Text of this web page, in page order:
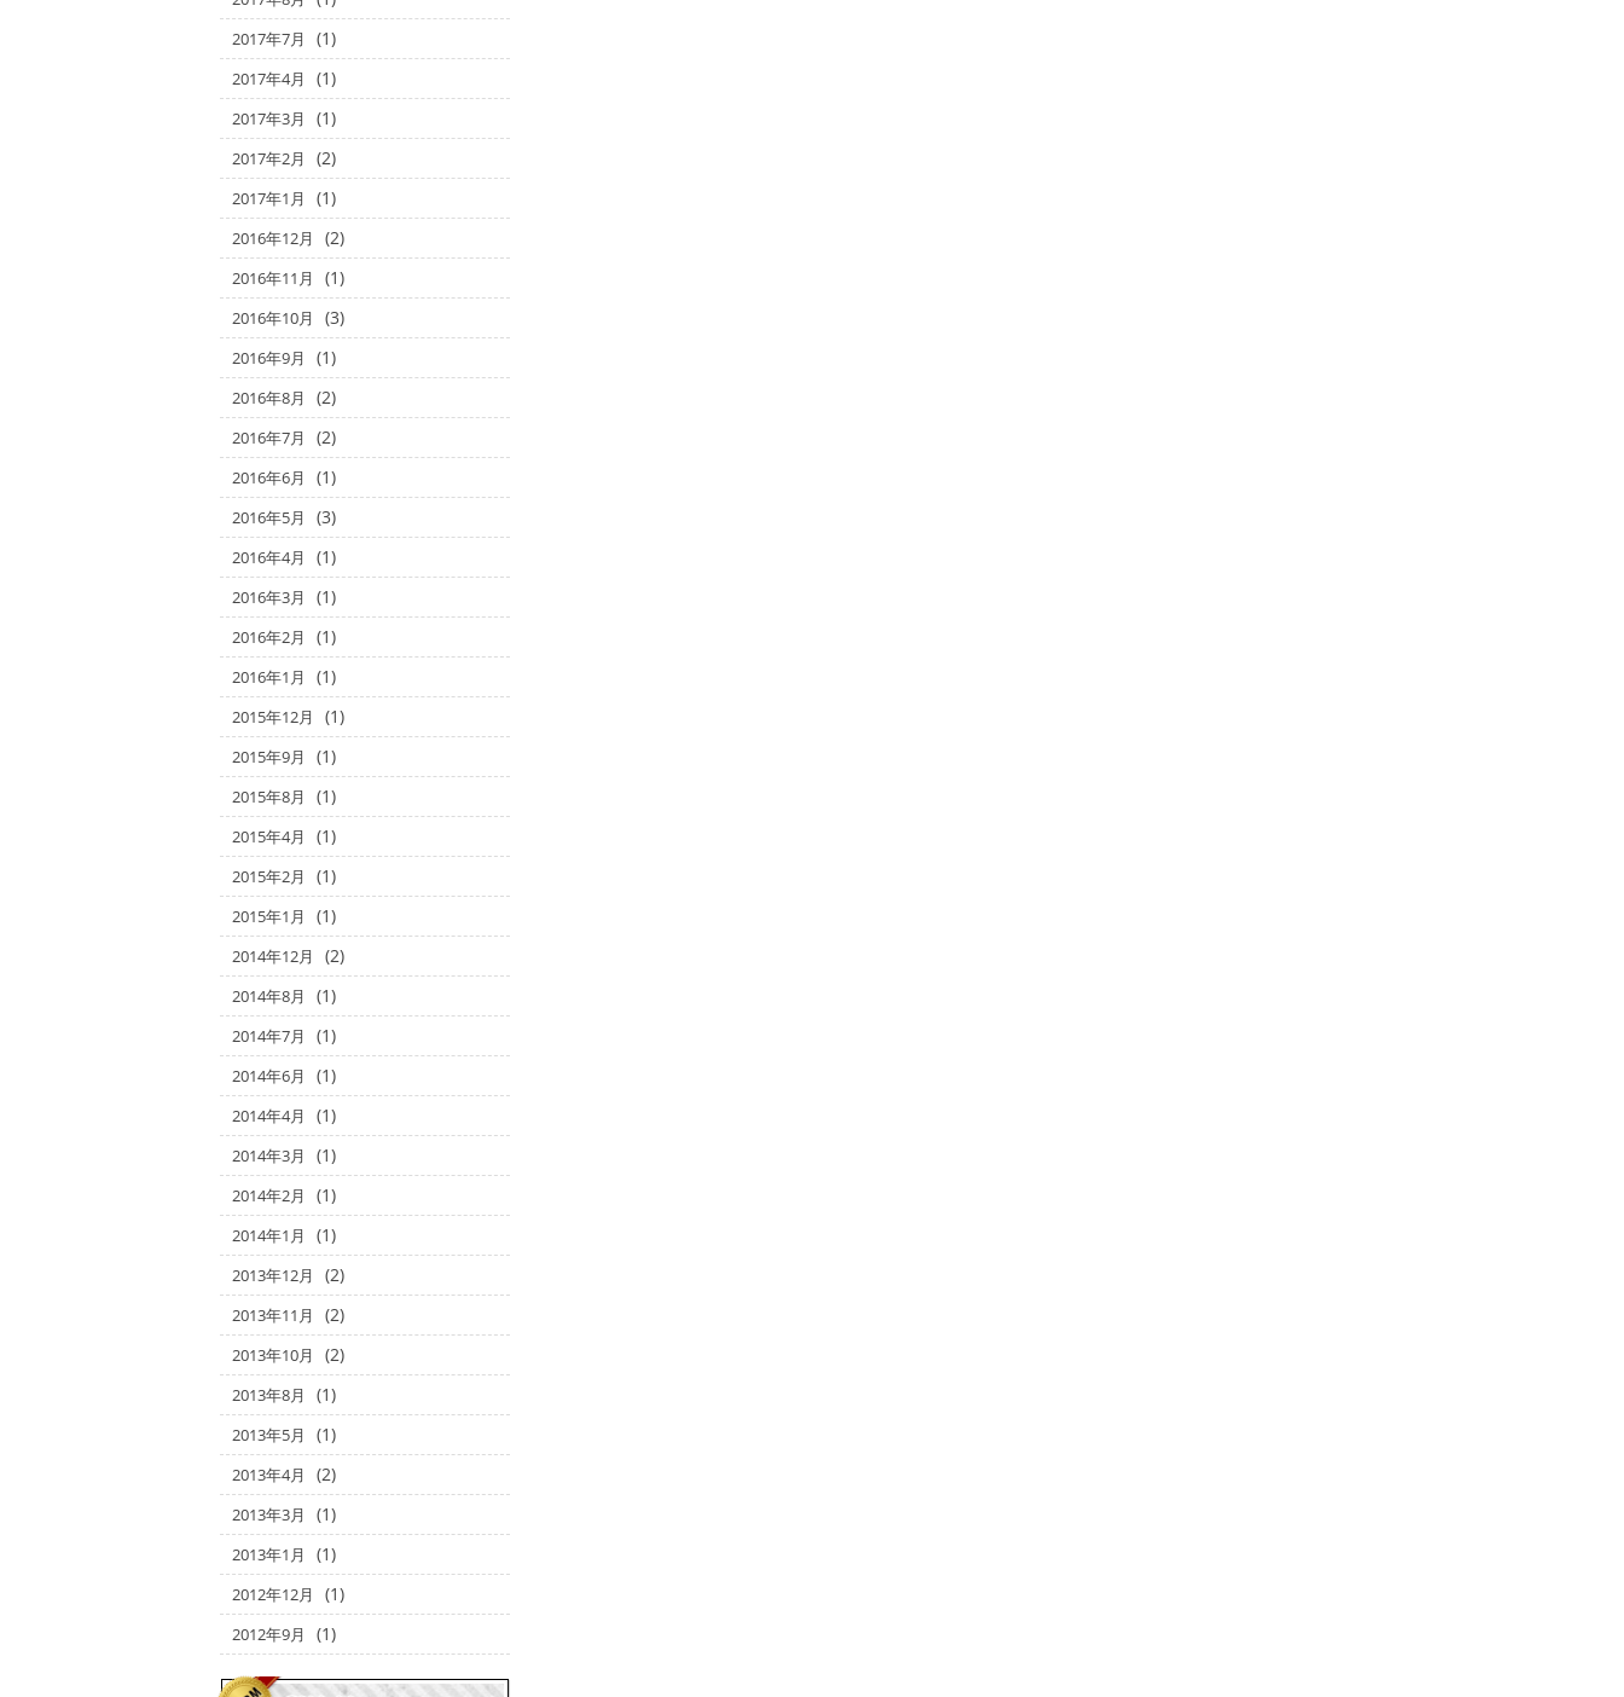
2017年7月 (1)
2017年4月 (1)
2017年3月 (1)
2017年2月 (2)
2017年1月 (1)
2016年12月 (2)
2016年11月 (1)
2016年10月 (3)
2016年9月 (1)
2016年8月 (2)
2016年7月 (2)
2016年6月 (1)
2016年5月 (3)
2016年4月 (1)
2016年3月 (1)
2016年2月 (1)
2016年1月 (1)
2015年12月 (1)
2015年9月 (1)
2015年8月 (1)
2015年4月 (1)
2015年2月 (1)
2015年1月 (1)
2014年12月 (2)
2014年8月 (1)
2014年7月 (1)
2014年6月 (1)
2014年4月 (1)
2014年3月 (1)
2014年2月 (1)
2014年1月 (1)
2013年12月 (2)
2013年11月 (2)
2013年10月 (2)
2013年8月 (1)
2013年5月 (1)
2013年4月 (2)
2013年3月 (1)
2013年1月 (1)
2012年12月 (1)
2012年9月 (1)